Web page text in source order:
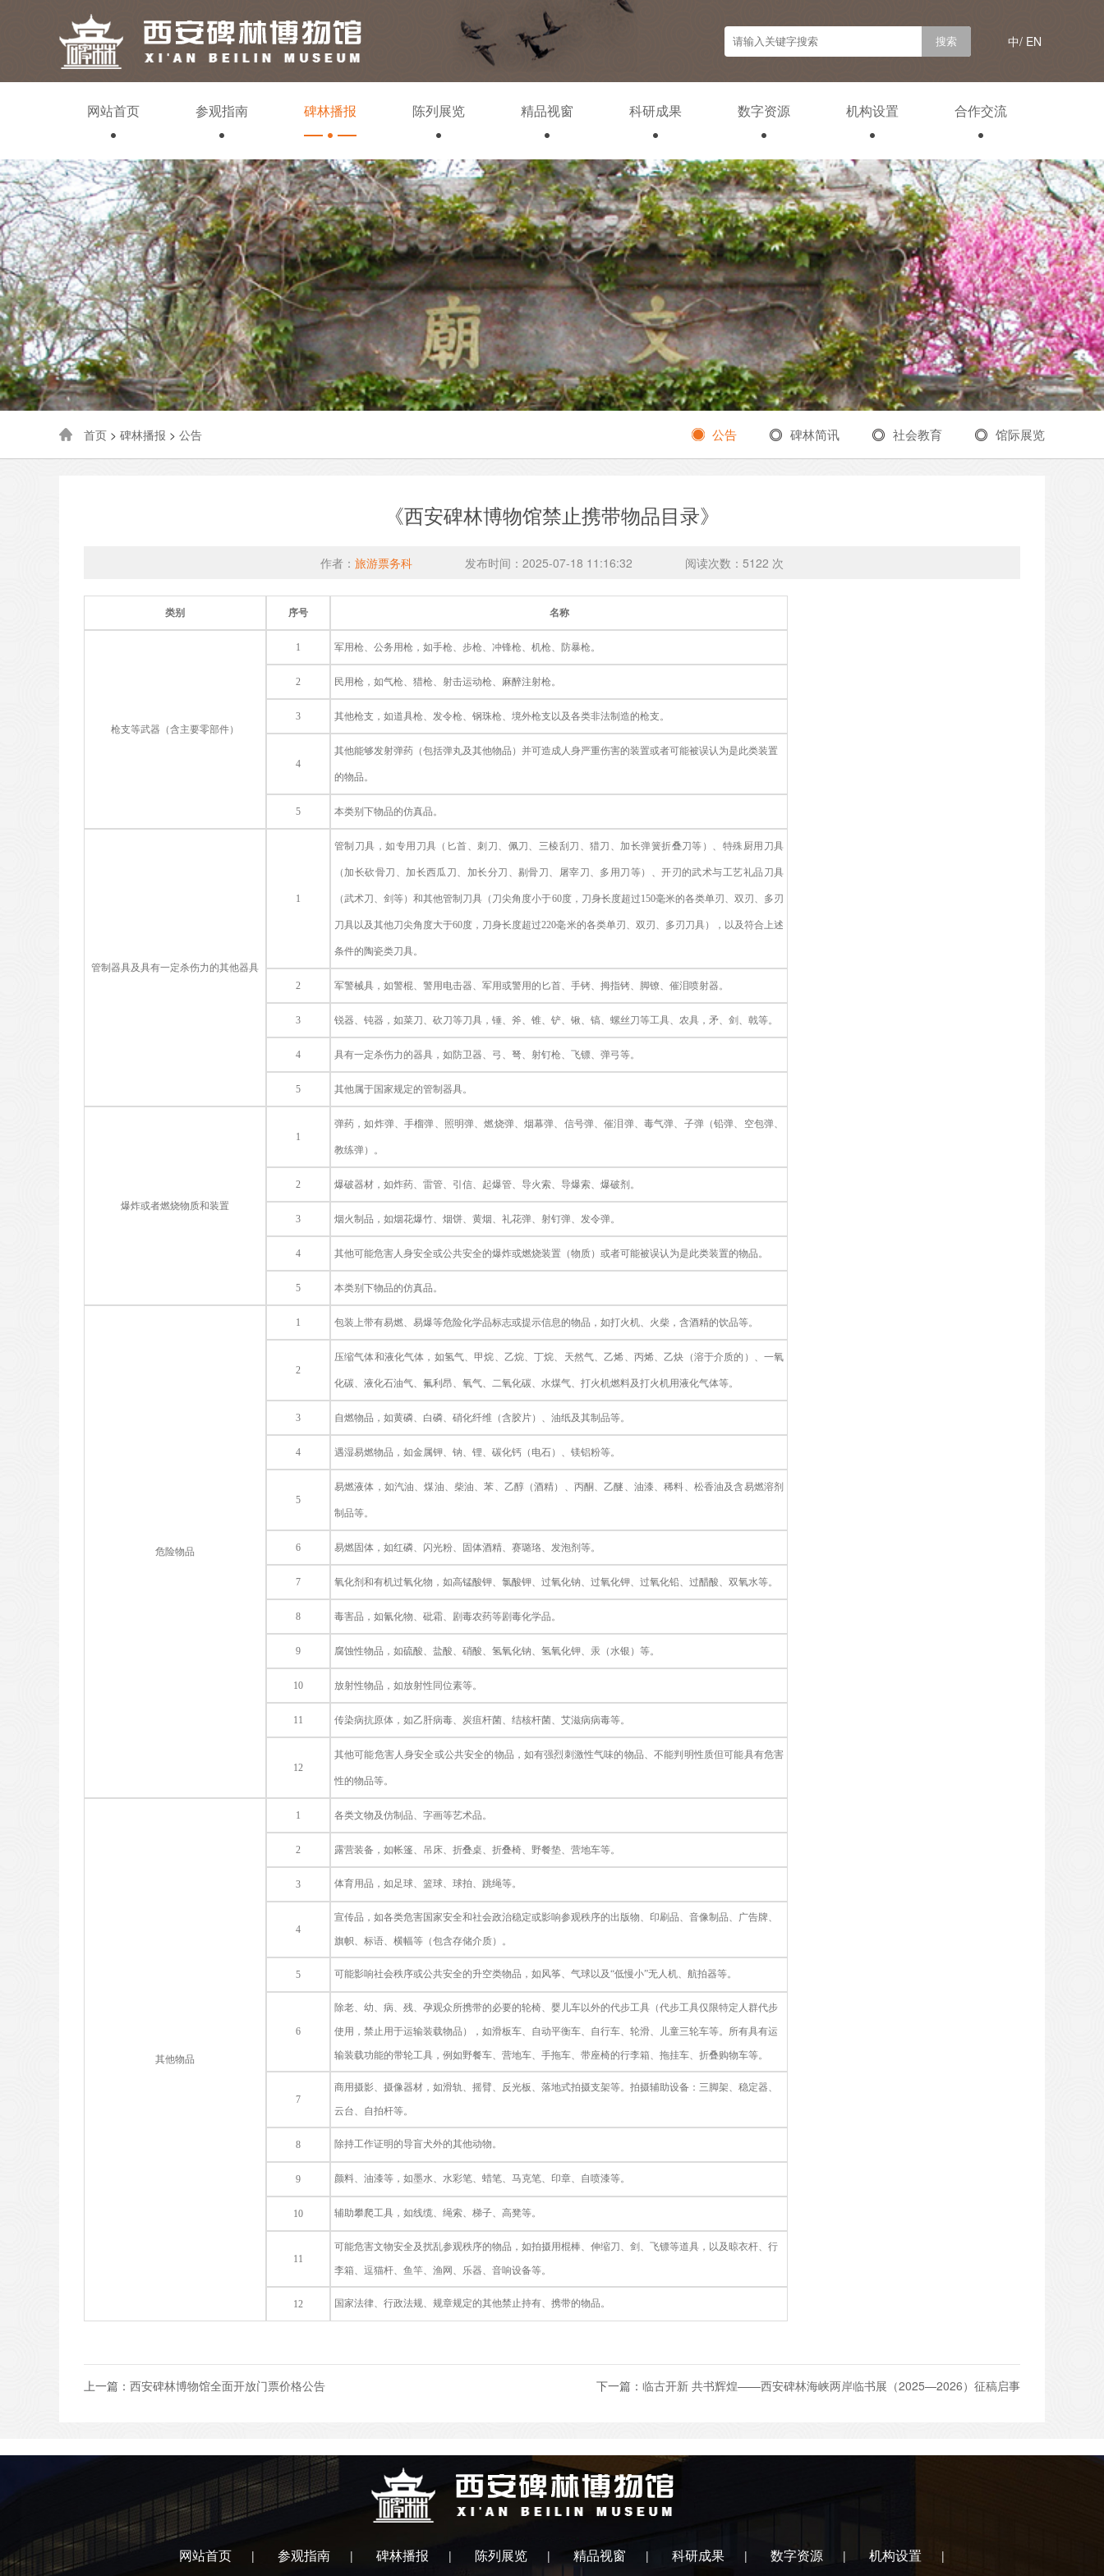
中/ EN
网站首页 参观指南 碑林播报 陈列展览 精品视窗 科研成果 数字资源 机构设置 合作交流
首页 > 碑林播报 > 公告 公告 碑林简讯 社会教育 馆际展览
《西安碑林博物馆禁止携带物品目录》
作者： 旅游票务科 发布时间：2025-07-18 11:16:32 阅读次数： 5122 次
类别 序号 名称
枪支等武器（含主要零部件）
1 军用枪、公务用枪，如手枪、步枪、冲锋枪、机枪、防暴枪。
2 民用枪，如气枪、猎枪、射击运动枪、麻醉注射枪。
3 其他枪支，如道具枪、发令枪、钢珠枪、境外枪支以及各类非法制造的枪支。
4
其他能够发射弹药（包括弹丸及其他物品）并可造成人身严重伤害的装置或者可能被误认为是此类装置
的物品。
5 本类别下物品的仿真品。
管制器具及具有一定杀伤力的其他器具
1
管制刀具，如专用刀具（匕首、刺刀、佩刀、三棱刮刀、猎刀、加长弹簧折叠刀等）、特殊厨用刀具
（加长砍骨刀、加长西瓜刀、加长分刀、剔骨刀、屠宰刀、多用刀等）、开刃的武术与工艺礼品刀具
（武术刀、剑等）和其他管制刀具（刀尖角度小于60度，刀身长度超过150毫米的各类单刃、双刃、多刃
刀具以及其他刀尖角度大于60度，刀身长度超过220毫米的各类单刃、双刃、多刃刀具），以及符合上述
条件的陶瓷类刀具。
2 军警械具，如警棍、警用电击器、军用或警用的匕首、手铐、拇指铐、脚镣、催泪喷射器。
3 锐器、钝器，如菜刀、砍刀等刀具，锤、斧、锥、铲、锹、镐、螺丝刀等工具、农具，矛、剑、戟等。
4 具有一定杀伤力的器具，如防卫器、弓、弩、射钉枪、飞镖、弹弓等。
5 其他属于国家规定的管制器具。
爆炸或者燃烧物质和装置
1
弹药，如炸弹、手榴弹、照明弹、燃烧弹、烟幕弹、信号弹、催泪弹、毒气弹、子弹（铅弹、空包弹、
教练弹）。
2 爆破器材，如炸药、雷管、引信、起爆管、导火索、导爆索、爆破剂。
3 烟火制品，如烟花爆竹、烟饼、黄烟、礼花弹、射钉弹、发令弹。
4 其他可能危害人身安全或公共安全的爆炸或燃烧装置（物质）或者可能被误认为是此类装置的物品。
5 本类别下物品的仿真品。
危险物品
1 包装上带有易燃、易爆等危险化学品标志或提示信息的物品，如打火机、火柴，含酒精的饮品等。
2
压缩气体和液化气体，如氢气、甲烷、乙烷、丁烷、天然气、乙烯、丙烯、乙炔（溶于介质的）、一氧
化碳、液化石油气、氟利昂、氧气、二氧化碳、水煤气、打火机燃料及打火机用液化气体等。
3 自燃物品，如黄磷、白磷、硝化纤维（含胶片）、油纸及其制品等。
4 遇湿易燃物品，如金属钾、钠、锂、碳化钙（电石）、镁铝粉等。
5
易燃液体，如汽油、煤油、柴油、苯、乙醇（酒精）、丙酮、乙醚、油漆、稀料、松香油及含易燃溶剂
制品等。
6 易燃固体，如红磷、闪光粉、固体酒精、赛璐珞、发泡剂等。
7 氧化剂和有机过氧化物，如高锰酸钾、氯酸钾、过氧化钠、过氧化钾、过氧化铅、过醋酸、双氧水等。
8 毒害品，如氰化物、砒霜、剧毒农药等剧毒化学品。
9 腐蚀性物品，如硫酸、盐酸、硝酸、氢氧化钠、氢氧化钾、汞（水银）等。
10 放射性物品，如放射性同位素等。
11 传染病抗原体，如乙肝病毒、炭疽杆菌、结核杆菌、艾滋病病毒等。
12
其他可能危害人身安全或公共安全的物品，如有强烈刺激性气味的物品、不能判明性质但可能具有危害
性的物品等。
其他物品
1 各类文物及仿制品、字画等艺术品。
2 露营装备，如帐篷、吊床、折叠桌、折叠椅、野餐垫、营地车等。
3 体育用品，如足球、篮球、球拍、跳绳等。
4
宣传品，如各类危害国家安全和社会政治稳定或影响参观秩序的出版物、印刷品、音像制品、广告牌、
旗帜、标语、横幅等（包含存储介质）。
5 可能影响社会秩序或公共安全的升空类物品，如风筝、气球以及“低慢小”无人机、航拍器等。
6
除老、幼、病、残、孕观众所携带的必要的轮椅、婴儿车以外的代步工具（代步工具仅限特定人群代步
使用，禁止用于运输装载物品），如滑板车、自动平衡车、自行车、轮滑、儿童三轮车等。所有具有运
输装载功能的带轮工具，例如野餐车、营地车、手拖车、带座椅的行李箱、拖挂车、折叠购物车等。
7
商用摄影、摄像器材，如滑轨、摇臂、反光板、落地式拍摄支架等。 拍摄辅助设备：三脚架、稳定器、
云台、自拍杆等。
8 除持工作证明的导盲犬外的其他动物。
9 颜料、油漆等，如墨水、水彩笔、蜡笔、马克笔、印章、自喷漆等。
10 辅助攀爬工具，如线缆、绳索、梯子、高凳等。
11
可能危害文物安全及扰乱参观秩序的物品，如拍摄用棍棒、伸缩刀、剑、飞镖等道具，以及晾衣杆、行
李箱、逗猫杆、鱼竿、渔网、乐器、音响设备等。
12 国家法律、行政法规、规章规定的其他禁止持有、携带的物品。
上一篇： 西安碑林博物馆全面开放门票价格公告 下一篇： 临古开新 共书辉煌——西安碑林海峡两岸临书展（2025—2026）征稿启事
网站首页 | 参观指南 | 碑林播报 | 陈列展览 | 精品视窗 | 科研成果 | 数字资源 | 机构设置 |